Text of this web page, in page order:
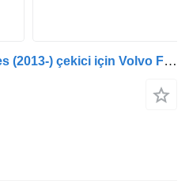
Volvo FH, FM, FMX-4 series (2013-) çekici için Volvo FH (01.12-) 82857786 amortisör